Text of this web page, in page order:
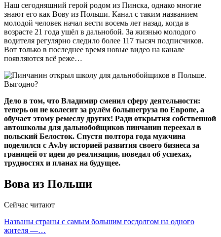
Наш сегодняшний герой родом из Пинска, однако многие
знают его как Вову из Польши. Канал с таким названием
молодой человек начал вести восемь лет назад, когда в
возрасте 21 года ушёл в дальнобой. За жизнью молодого
водителя регулярно следило более 117 тысяч подписчиков.
Вот только в последнее время новые видео на канале
появляются всё реже…
Дело в том, что Владимир сменил сферу деятельности:
теперь он не колесит за рулём большегруза по Европе, а
обучает этому ремеслу других! Ради открытия собственной
автошколы для дальнобойщиков пинчанин переехал в
польский Белосток. Спустя полтора года мужчина
поделился с Av.by историей развития своего бизнеса за
границей от идеи до реализации, поведал об успехах,
трудностях и планах на будущее.
Вова из Польши
Сейчас читают
Названы страны с самым большим госдолгом на одного
жителя —…